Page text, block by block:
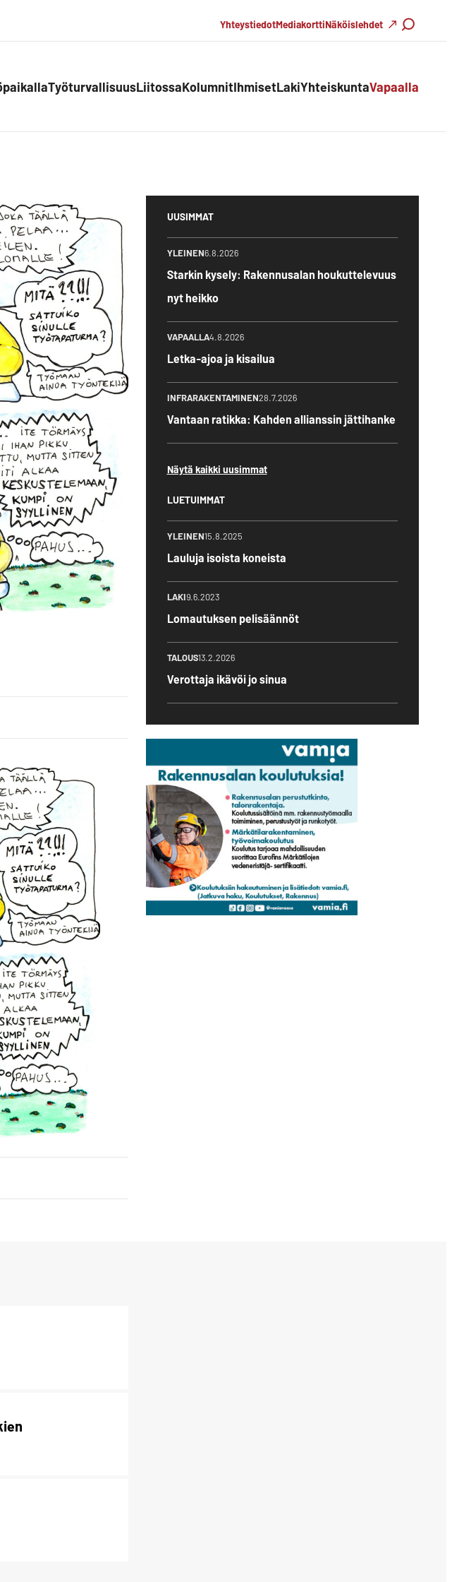
YhteystiedotMediakorttiNäköislehdet
Haku
TyöturvallisuusLiitossaKolumnitIhmisetLakiYhteiskuntaVapaalla
UUSIMMAT
YLEINEN6.8.2026
Starkin kysely: Rakennusalan houkuttelevuus
nyt heikko
VAPAALLA4.8.2026
Letka-ajoa ja kisailua
INFRARAKENTAMINEN28.7.2026
Vantaan ratikka: Kahden allianssin jättihanke
Näytä kaikki uusimmat
LUETUIMMAT
YLEINEN15.8.2025
Lauluja isoista koneista
LAKI9.6.2023
Lomautuksen pelisäännöt
TALOUS13.2.2026
Verottaja ikävöi jo sinua